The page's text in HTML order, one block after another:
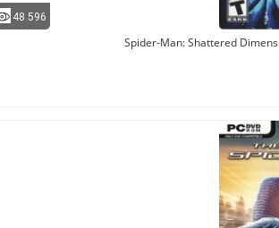
48 596
Spider-Man: Shattered